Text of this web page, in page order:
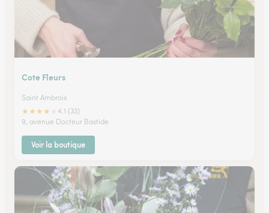
Cote Fleurs
Saint Ambroix
★★★★
4.1 (33)
9, avenue Docteur Bastide
Voir la boutique